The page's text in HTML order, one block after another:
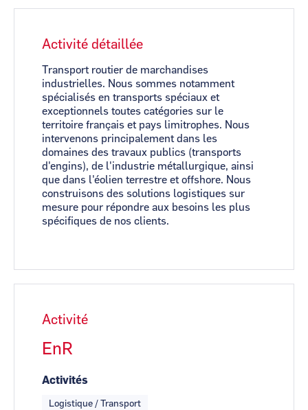
Activité détaillée
Transport routier de marchandises
industrielles. Nous sommes notamment
spécialisés en transports spéciaux et
exceptionnels toutes catégories sur le
territoire français et pays limitrophes. Nous
intervenons principalement dans les
domaines des travaux publics (transports
d'engins), de l'industrie métallurgique, ainsi
que dans l'éolien terrestre et offshore. Nous
construisons des solutions logistiques sur
mesure pour répondre aux besoins les plus
spécifiques de nos clients.
Activité
EnR
Activités
Logistique / Transport